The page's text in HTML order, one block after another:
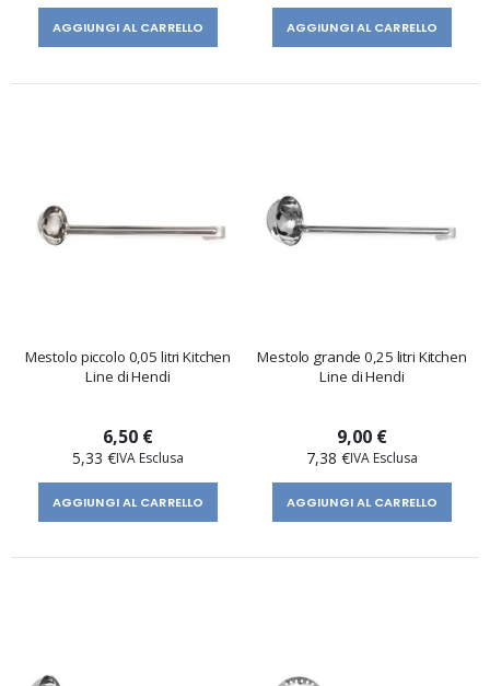
AGGIUNGI AL CARRELLO AGGIUNGI AL CARRELLO
Mestolo piccolo 0,05 litri Kitchen
Line di Hendi
6,50 €
5,33 €
AGGIUNGI AL CARRELLO
Mestolo grande 0,25 litri Kitchen
Line di Hendi
9,00 €
7,38 €
AGGIUNGI AL CARRELLO